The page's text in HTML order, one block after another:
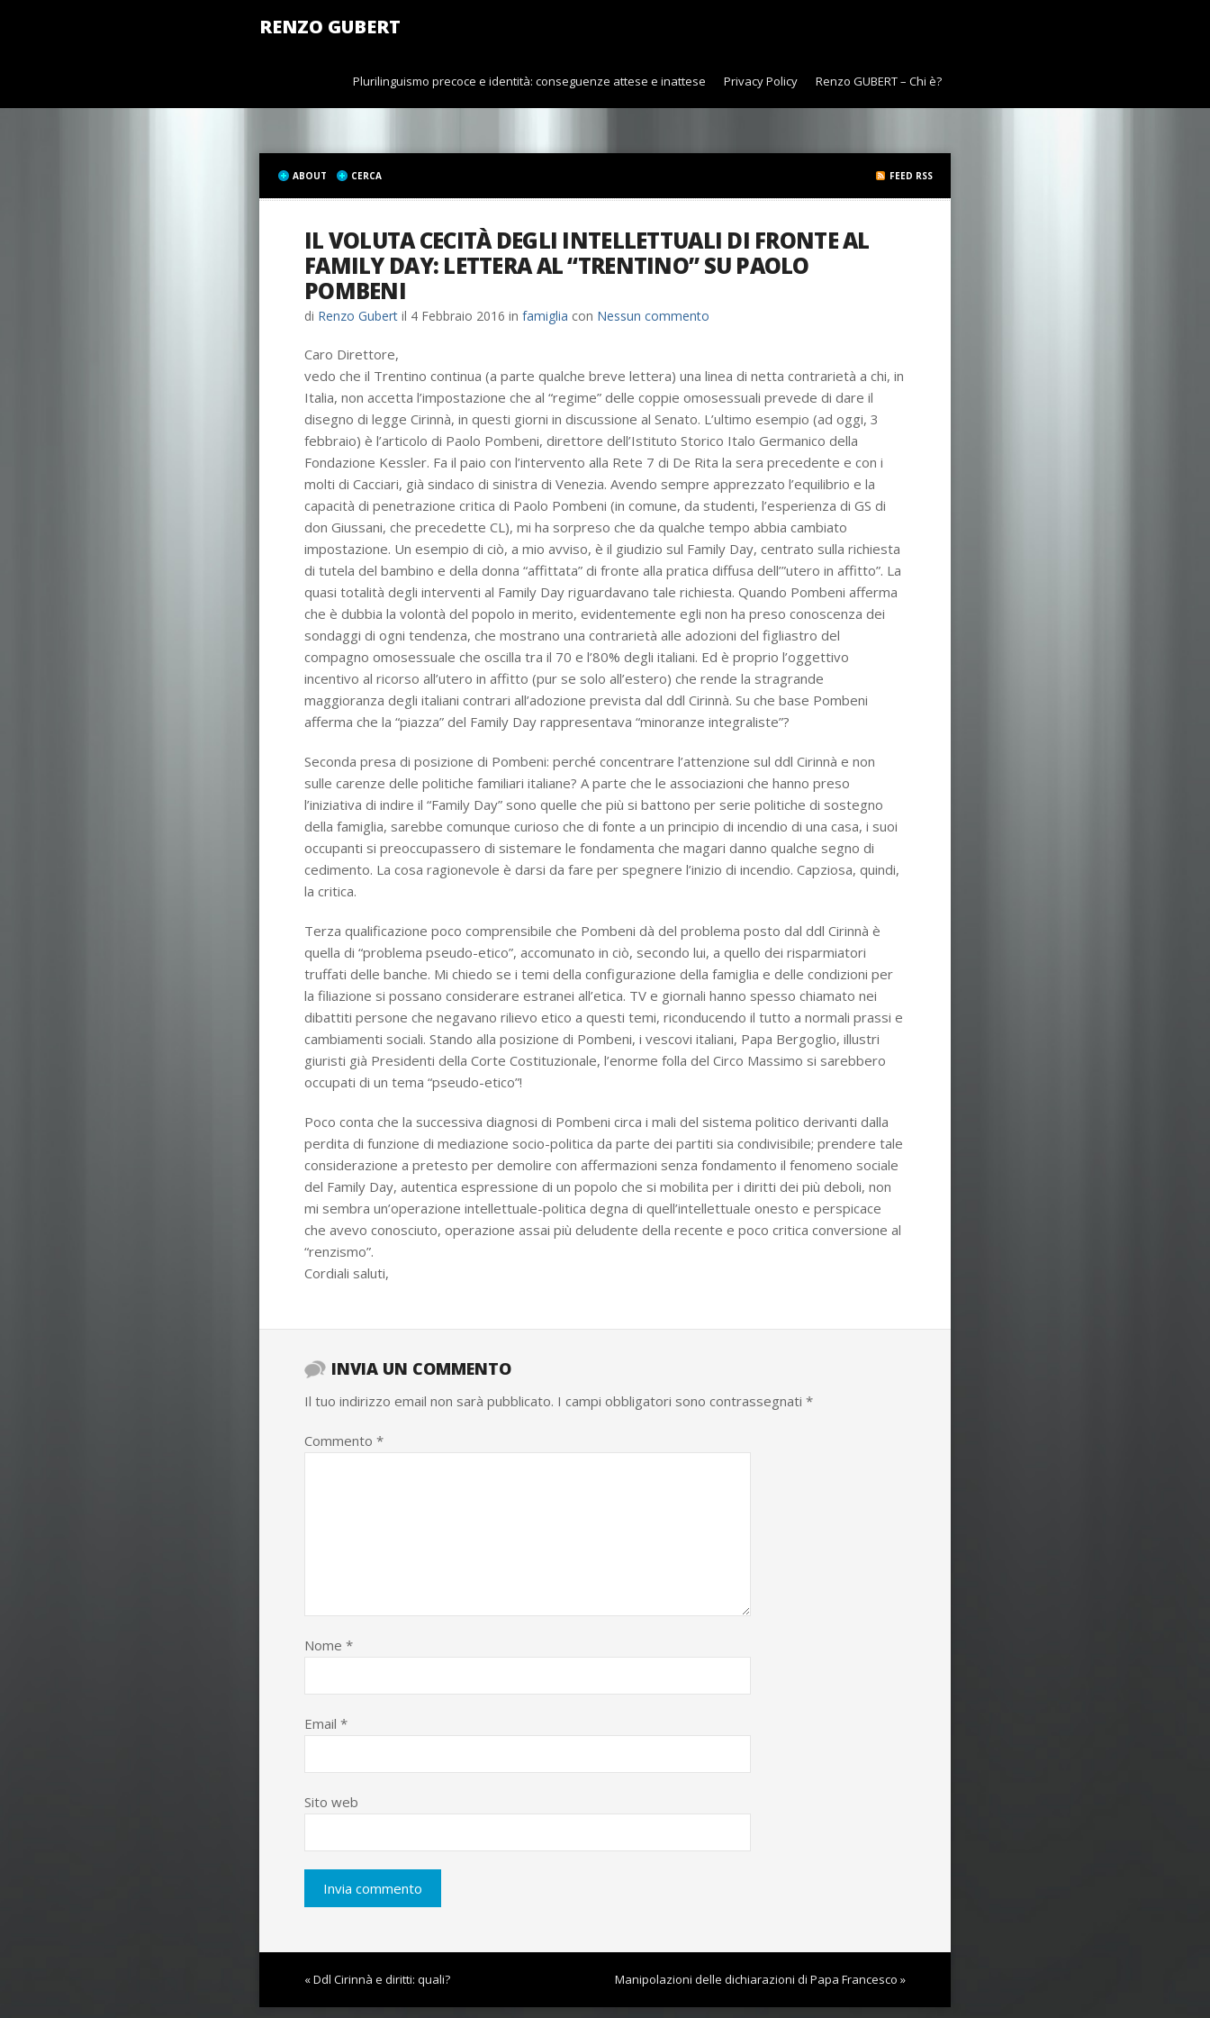
RENZO GUBERT
Plurilinguismo precoce e identità: conseguenze attese e inattese Privacy Policy Renzo GUBERT – Chi è?
ABOUT CERCA FEED RSS
IL VOLUTA CECITÀ DEGLI INTELLETTUALI DI FRONTE AL
FAMILY DAY: LETTERA AL “TRENTINO” SU PAOLO
POMBENI
di Renzo Gubert il 4 Febbraio 2016 in famiglia con Nessun commento
Caro Direttore,
vedo che il Trentino continua (a parte qualche breve lettera) una linea di netta contrarietà a chi, in
Italia, non accetta l’impostazione che al “regime” delle coppie omosessuali prevede di dare il
disegno di legge Cirinnà, in questi giorni in discussione al Senato. L’ultimo esempio (ad oggi, 3
febbraio) è l’articolo di Paolo Pombeni, direttore dell’Istituto Storico Italo Germanico della
Fondazione Kessler. Fa il paio con l’intervento alla Rete 7 di De Rita la sera precedente e con i
molti di Cacciari, già sindaco di sinistra di Venezia. Avendo sempre apprezzato l’equilibrio e la
capacità di penetrazione critica di Paolo Pombeni (in comune, da studenti, l’esperienza di GS di
don Giussani, che precedette CL), mi ha sorpreso che da qualche tempo abbia cambiato
impostazione. Un esempio di ciò, a mio avviso, è il giudizio sul Family Day, centrato sulla richiesta
di tutela del bambino e della donna “affittata” di fronte alla pratica diffusa dell’”utero in affitto”. La
quasi totalità degli interventi al Family Day riguardavano tale richiesta. Quando Pombeni afferma
che è dubbia la volontà del popolo in merito, evidentemente egli non ha preso conoscenza dei
sondaggi di ogni tendenza, che mostrano una contrarietà alle adozioni del figliastro del
compagno omosessuale che oscilla tra il 70 e l’80% degli italiani. Ed è proprio l’oggettivo
incentivo al ricorso all’utero in affitto (pur se solo all’estero) che rende la stragrande
maggioranza degli italiani contrari all’adozione prevista dal ddl Cirinnà. Su che base Pombeni
afferma che la “piazza” del Family Day rappresentava “minoranze integraliste”?
Seconda presa di posizione di Pombeni: perché concentrare l’attenzione sul ddl Cirinnà e non
sulle carenze delle politiche familiari italiane? A parte che le associazioni che hanno preso
l’iniziativa di indire il “Family Day” sono quelle che più si battono per serie politiche di sostegno
della famiglia, sarebbe comunque curioso che di fonte a un principio di incendio di una casa, i suoi
occupanti si preoccupassero di sistemare le fondamenta che magari danno qualche segno di
cedimento. La cosa ragionevole è darsi da fare per spegnere l’inizio di incendio. Capziosa, quindi,
la critica.
Terza qualificazione poco comprensibile che Pombeni dà del problema posto dal ddl Cirinnà è
quella di “problema pseudo-etico”, accomunato in ciò, secondo lui, a quello dei risparmiatori
truffati delle banche. Mi chiedo se i temi della configurazione della famiglia e delle condizioni per
la filiazione si possano considerare estranei all’etica. TV e giornali hanno spesso chiamato nei
dibattiti persone che negavano rilievo etico a questi temi, riconducendo il tutto a normali prassi e
cambiamenti sociali. Stando alla posizione di Pombeni, i vescovi italiani, Papa Bergoglio, illustri
giuristi già Presidenti della Corte Costituzionale, l’enorme folla del Circo Massimo si sarebbero
occupati di un tema “pseudo-etico”!
Poco conta che la successiva diagnosi di Pombeni circa i mali del sistema politico derivanti dalla
perdita di funzione di mediazione socio-politica da parte dei partiti sia condivisibile; prendere tale
considerazione a pretesto per demolire con affermazioni senza fondamento il fenomeno sociale
del Family Day, autentica espressione di un popolo che si mobilita per i diritti dei più deboli, non
mi sembra un’operazione intellettuale-politica degna di quell’intellettuale onesto e perspicace
che avevo conosciuto, operazione assai più deludente della recente e poco critica conversione al
“renzismo”.
Cordiali saluti,
INVIA UN COMMENTO
Il tuo indirizzo email non sarà pubblicato. I campi obbligatori sono contrassegnati *
Commento *
Nome *
Email *
Sito web
Manipolazioni delle dichiarazioni di Papa Francesco »
« Ddl Cirinnà e diritti: quali?